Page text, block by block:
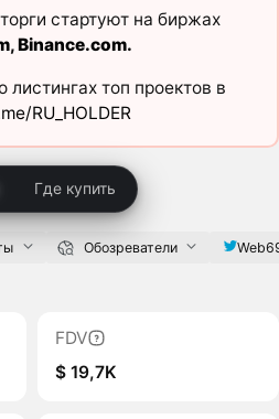
стартуют на биржах
,Binance.com.
топ проектов в
RU_HOLDER
Где купить
Обозреватели
FDV
$ 19,7K